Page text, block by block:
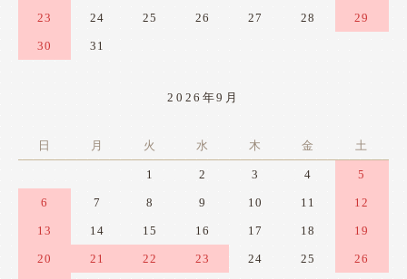
23 24 25 26 27 28 29
30 31
2026年9月
日 月 火 水 木 金 土
1 2 3 4 5
6 7 8 9 10 11 12
13 14 15 16 17 18 19
20 21 22 23 24 25 26